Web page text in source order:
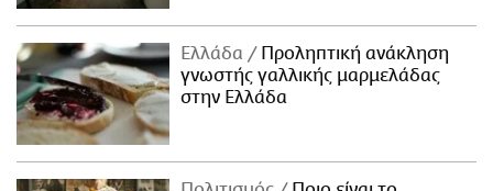
Ελλάδα
Προληπτική ανάκληση
γνωστής γαλλικής μαρμελάδας
στην Ελλάδα